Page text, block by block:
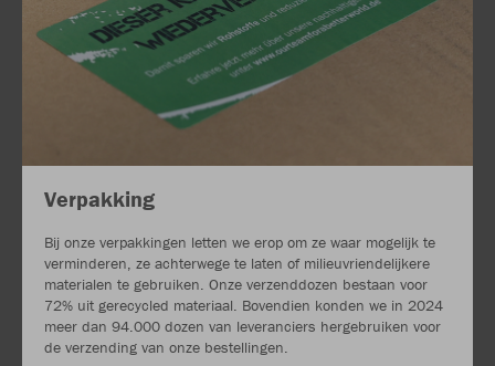
Verpakking
Bij onze verpakkingen letten we erop om ze waar mogelijk te
verminderen, ze achterwege te laten of milieuvriendelijkere
materialen te gebruiken. Onze verzenddozen bestaan voor
72% uit gerecycled materiaal. Bovendien konden we in 2024
meer dan 94.000 dozen van leveranciers hergebruiken voor
de verzending van onze bestellingen.